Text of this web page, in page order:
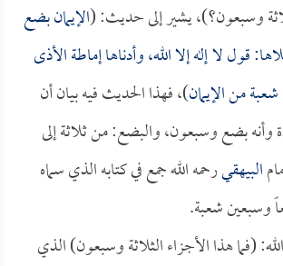
وسبعون؟)، يشير إلى حديث: (الإيمان بضع
قول لا إله إلا الله، وأدناها إماطة الأذى
من الإيمان)، فهذا الحديث فيه بيان أن
وأنه بضع وسبعون، والبضع: من ثلاثة إلى
البيهقيرحمه الله جمع في كتابه الذي سماه
وسبعين شعبة.
(فما هذا الأجزاء الثلاثة وسبعون) الذي